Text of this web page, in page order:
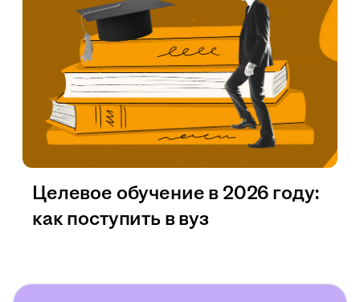
Целевое обучение в 2026 году:
как поступить в вуз